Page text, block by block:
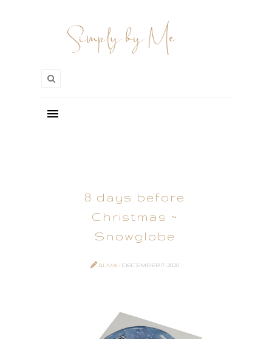
8 days before
Christmas ~
Snowglobe
ALMA - DECEMBER 17, 2020